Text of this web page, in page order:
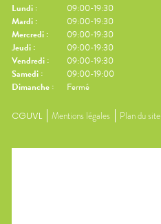
Lundi :
09:00-19:30
Mardi :
09:00-19:30
Mercredi :
09:00-19:30
Jeudi :
09:00-19:30
Vendredi :
09:00-19:30
Samedi :
09:00-19:00
Dimanche : Fermé
CGUVL Mentions légales Plan du site